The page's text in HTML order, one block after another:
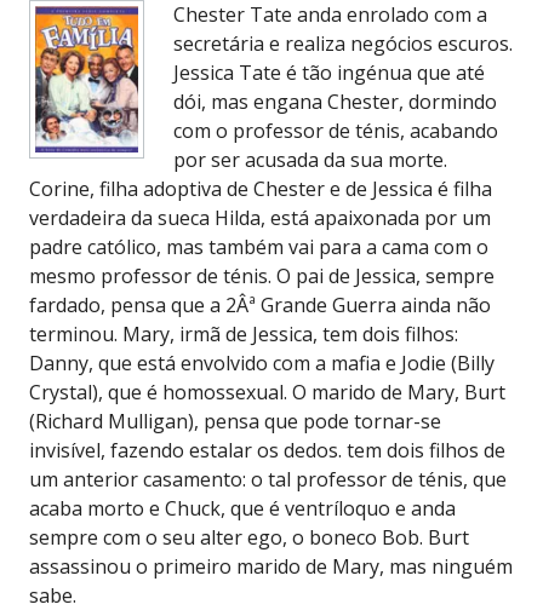
Chester Tate anda enrolado com a
secretária e realiza negócios escuros.
Jessica Tate é tão ingénua que até
dói, mas engana Chester, dormindo
com o professor de ténis, acabando
por ser acusada da sua morte.
Corine, filha adoptiva de Chester e de Jessica é filha
verdadeira da sueca Hilda, está apaixonada por um
padre católico, mas também vai para a cama com o
mesmo professor de ténis. O pai de Jessica, sempre
fardado, pensa que a 2Âª Grande Guerra ainda não
terminou. Mary, irmã de Jessica, tem dois filhos:
Danny, que está envolvido com a mafia e Jodie (Billy
Crystal), que é homossexual. O marido de Mary, Burt
(Richard Mulligan), pensa que pode tornar-se
invisível, fazendo estalar os dedos. tem dois filhos de
um anterior casamento: o tal professor de ténis, que
acaba morto e Chuck, que é ventríloquo e anda
sempre com o seu alter ego, o boneco Bob. Burt
assassinou o primeiro marido de Mary, mas ninguém
sabe.